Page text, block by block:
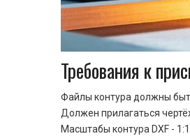
Требования к
Файлы контура должны
Должен прилагаться
Масштабы контура DXF - 1:1